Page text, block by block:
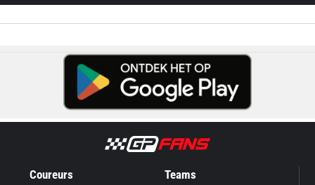
Coureurs Teams